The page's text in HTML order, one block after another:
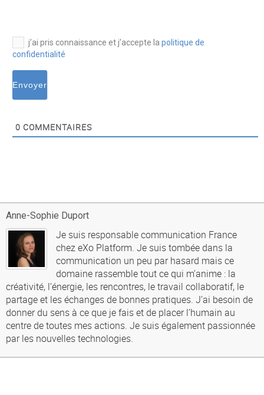
j’ai pris connaissance et j’accepte la politique de
confidentialité
0 COMMENTAIRES
Anne-Sophie Duport
Je suis responsable communication France
chez eXo Platform. Je suis tombée dans la
communication un peu par hasard mais ce
domaine rassemble tout ce qui m’anime : la
créativité, l’énergie, les rencontres, le travail collaboratif, le
partage et les échanges de bonnes pratiques. J’ai besoin de
donner du sens à ce que je fais et de placer l’humain au
centre de toutes mes actions. Je suis également passionnée
par les nouvelles technologies.